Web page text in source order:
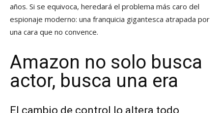
años. Si se equivoca, heredará el problema más caro del
espionaje moderno: una franquicia gigantesca atrapada por
una cara que no convence.
Amazon no solo busca
actor, busca una era
El cambio de control lo altera todo